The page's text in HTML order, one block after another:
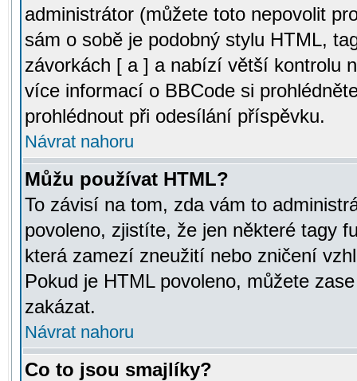
administrátor (můžete toto nepovolit
sám o sobě je podobný stylu HTML,
závorkách [ a ] a nabízí větší kontrolu
více informací o BBCode si
prohlédnout při odesílání příspěvku.
Návrat nahoru
Můžu používat HTML?
To závisí na tom, zda vám to
povoleno, zjistíte, že jen některé tagy
která zamezí zneužití nebo zničení
Pokud je HTML povoleno, můžete
zakázat.
Návrat nahoru
Co to jsou smajlíky?